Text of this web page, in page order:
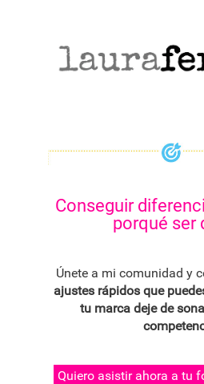
SOBRE MI
BLOG
Conseguir
porqué ser
Únete a mi comunidad y
ajustes rápidos que
tu marca deje de
Quiero asistir ahora a tu